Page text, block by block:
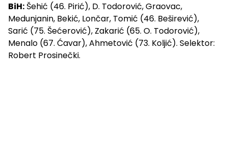
BiH: Šehić (46. Pirić), D. Todorović, Graovac,
Medunjanin, Bekić, Lončar, Tomić (46. Beširević),
Sarić (75. Šećerović), Zakarić (65. O. Todorović),
Menalo (67. Ćavar), Ahmetović (73. Koljić). Selektor:
Robert Prosinečki.